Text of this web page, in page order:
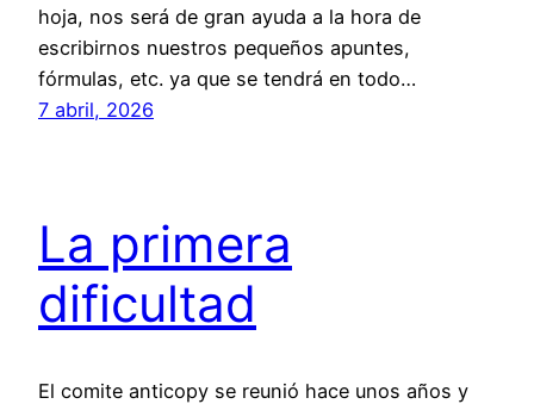
hoja, nos será de gran ayuda a la hora de
escribirnos nuestros pequeños apuntes,
fórmulas, etc. ya que se tendrá en todo…
7 abril, 2026
La primera
dificultad
El comite anticopy se reunió hace unos años y